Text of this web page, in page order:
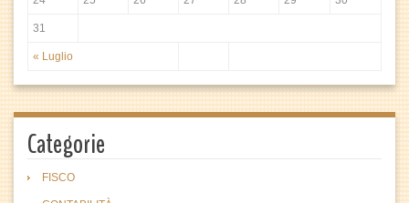
« Luglio
31
Categorie
FISCO